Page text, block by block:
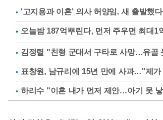
'고지용과 이혼' 의사 허양임, 새 출발했다
김정렬 "친형 군대서 구타로 사망…유골
표창원, 남규리에 15년 만에 사과…"제가
하리수 "이혼 내가 먼저 제안…아기 못